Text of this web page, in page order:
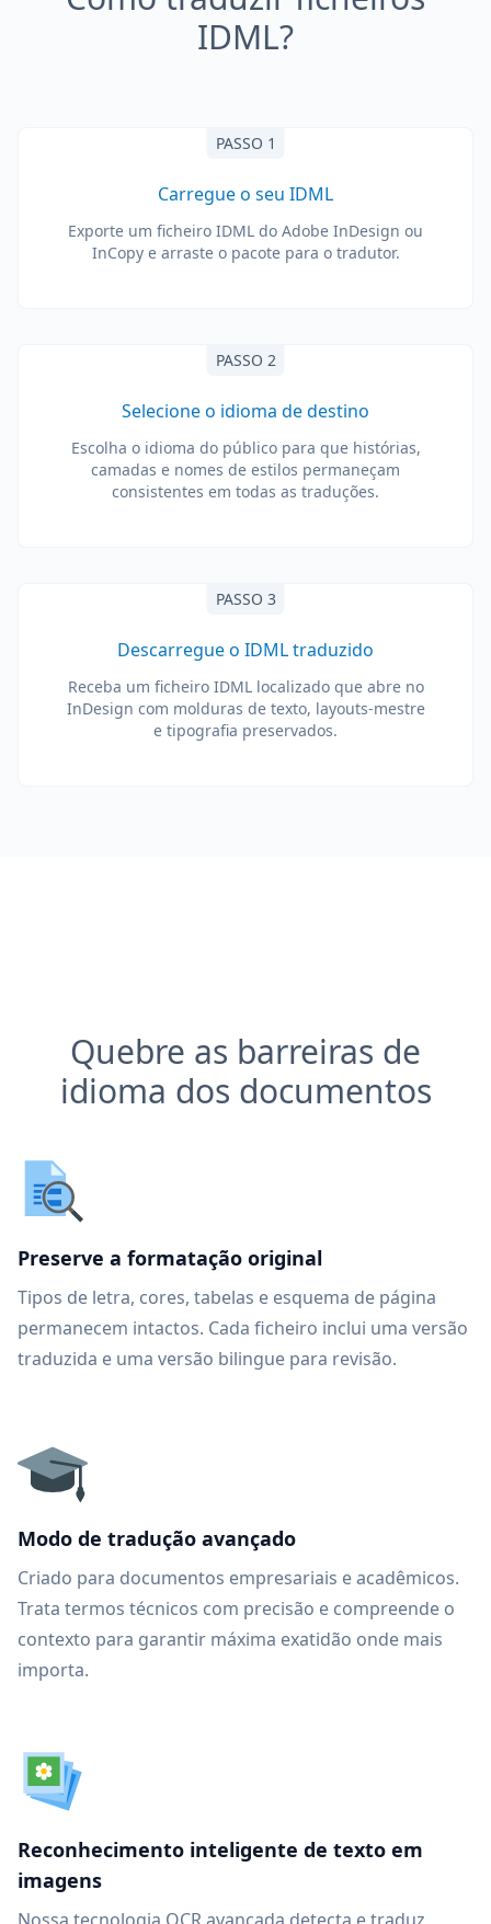
IDML?
PASSO 1
Carregue o seu IDML
Exporte um ficheiro IDML do Adobe InDesign ou
InCopy e arraste o pacote para o tradutor.
PASSO 2
Selecione o idioma de destino
Escolha o idioma do público para que histórias,
camadas e nomes de estilos permaneçam
consistentes em todas as traduções.
PASSO 3
Descarregue o IDML traduzido
Receba um ficheiro IDML localizado que abre no
InDesign com molduras de texto, layouts-mestre
e tipografia preservados.
Quebre as barreiras de
idioma dos documentos
Preserve a formatação original
Tipos de letra, cores, tabelas e esquema de página
permanecem intactos. Cada ficheiro inclui uma versão
traduzida e uma versão bilingue para revisão.
Modo de tradução avançado
Criado para documentos empresariais e acadêmicos.
Trata termos técnicos com precisão e compreende o
contexto para garantir máxima exatidão onde mais
importa.
Reconhecimento inteligente de texto em
imagens